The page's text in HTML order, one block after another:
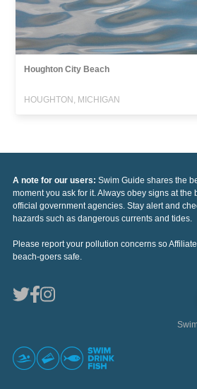
Houghton City Beach
HOUGHTON, MICHIGAN
A note for our users: Swim Guide shares the
moment you ask for it. Always obey signs at the
official government agencies. Stay alert and
hazards such as dangerous currents and tides.
Please report your pollution concerns so
beach-goers safe.